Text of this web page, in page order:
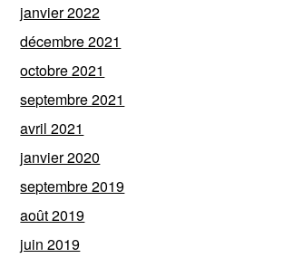
janvier 2022
décembre 2021
octobre 2021
septembre 2021
avril 2021
janvier 2020
septembre 2019
août 2019
juin 2019